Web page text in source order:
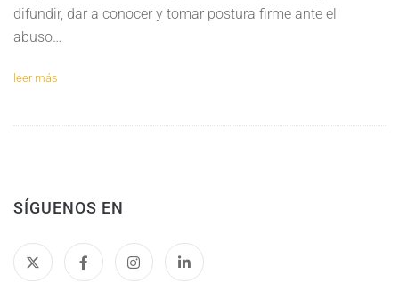
difundir, dar a conocer y tomar postura firme ante el
abuso…
leer más
SÍGUENOS EN